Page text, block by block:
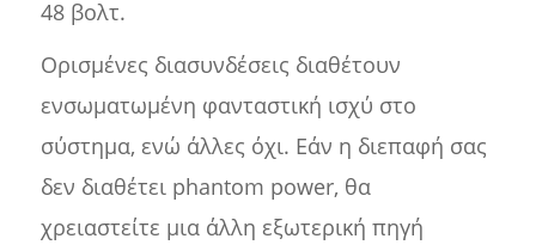
48 βολτ.
Ορισμένες διασυνδέσεις διαθέτουν
ενσωματωμένη φανταστική ισχύ στο
σύστημα, ενώ άλλες όχι. Εάν η διεπαφή σας
δεν διαθέτει phantom power, θα
χρειαστείτε μια άλλη εξωτερική πηγή